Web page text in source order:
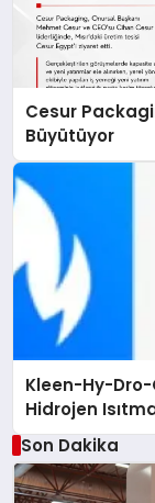
Cesur
Büyütüyor
Kleen-Hy-Dro-
Hidrojen
Düzenleyici
Son Dakika